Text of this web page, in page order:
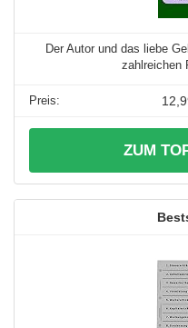
Der Autor und das liebe
zahlreichen
ZUM